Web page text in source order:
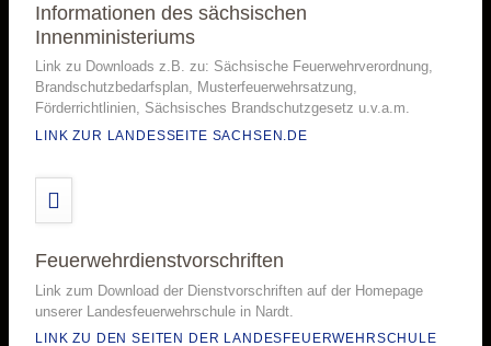
Informationen des sächsischen
Innenministeriums
Link zu Downloads z.B. zu: Sächsische Feuerwehrverordnung,
Brandschutzbedarfsplan, Musterfeuerwehrsatzung,
Förderrichtlinien, Sächsisches Brandschutzgesetz u.v.a.m.
LINK ZUR LANDESSEITE SACHSEN.DE
Feuerwehrdienstvorschriften
Link zum Download der Dienstvorschriften auf der Homepage
unserer Landesfeuerwehrschule in Nardt.
LINK ZU DEN SEITEN DER LANDESFEUERWEHRSCHULE